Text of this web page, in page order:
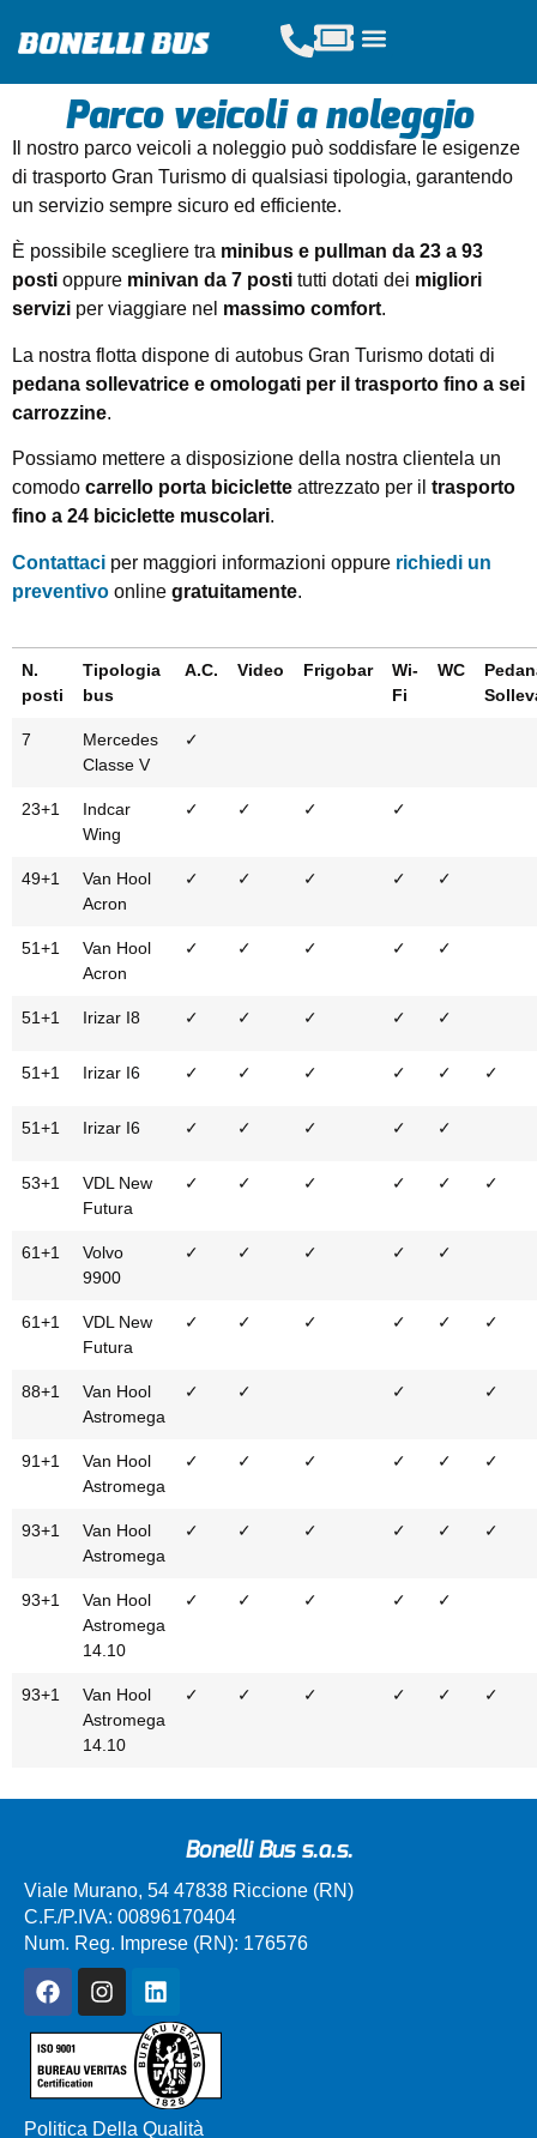
Parco veicoli a noleggio​
Il nostro parco veicoli a noleggio può soddisfare le esigenze
di trasporto Gran Turismo di qualsiasi tipologia, garantendo
un servizio sempre sicuro ed efficiente.
È possibile scegliere tra minibus e pullman da 23 a 93
posti oppure minivan da 7 posti tutti dotati dei migliori
servizi per viaggiare nel massimo comfort.
La nostra flotta dispone di autobus Gran Turismo dotati di
pedana sollevatrice e omologati per il trasporto fino a sei
carrozzine.
Possiamo mettere a disposizione della nostra clientela un
comodo carrello porta biciclette attrezzato per il trasporto
fino a 24 biciclette muscolari.
Contattaci per maggiori informazioni oppure richiedi un
preventivo online gratuitamente.
N.
posti
Tipologia
bus
A.C. Video Frigobar
Wi-
Fi
WC
7
Mercedes
Classe V
✓
23+1
Indcar
Wing
✓ ✓ ✓ ✓
49+1
Van Hool
Acron
✓ ✓ ✓ ✓ ✓
51+1
Van Hool
Acron
✓ ✓ ✓ ✓ ✓
51+1 Irizar I8 ✓ ✓ ✓ ✓ ✓
51+1 Irizar I6 ✓ ✓ ✓ ✓ ✓ ✓
51+1 Irizar I6 ✓ ✓ ✓ ✓ ✓
53+1
VDL New
Futura
✓ ✓ ✓ ✓ ✓ ✓
61+1
Volvo
9900
✓ ✓ ✓ ✓ ✓
61+1
VDL New
Futura
✓ ✓ ✓ ✓ ✓ ✓
88+1
Van Hool
Astromega
✓ ✓ ✓ ✓
91+1
Van Hool
Astromega
✓ ✓ ✓ ✓ ✓ ✓
93+1
Van Hool
Astromega
✓ ✓ ✓ ✓ ✓ ✓
93+1
Van Hool
Astromega
14.10
✓ ✓ ✓ ✓ ✓
93+1
Van Hool
Astromega
14.10
✓ ✓ ✓ ✓ ✓ ✓
Bonelli Bus s.a.s.
Viale Murano, 54 47838 Riccione (RN)
C.F./P.IVA: 00896170404
Num. Reg. Imprese (RN): 176576
Politica Della Qualità